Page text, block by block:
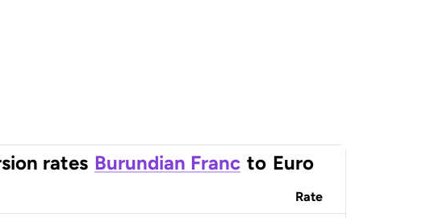
rates Burundian Franc to Euro
Rate